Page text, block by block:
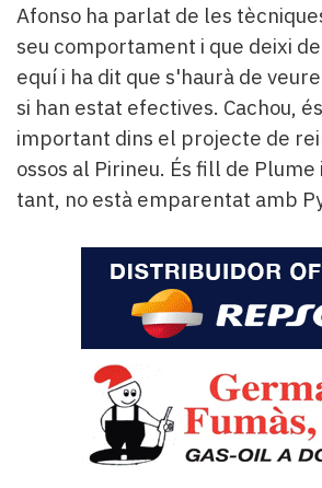
Afonso ha parlat de les
seu comportament i que deixi
equí i ha dit que s'haurà de
si han estat efectives. Cachou,
important dins el projecte de
ossos al Pirineu. És fill de Plume
tant, no està emparentat amb